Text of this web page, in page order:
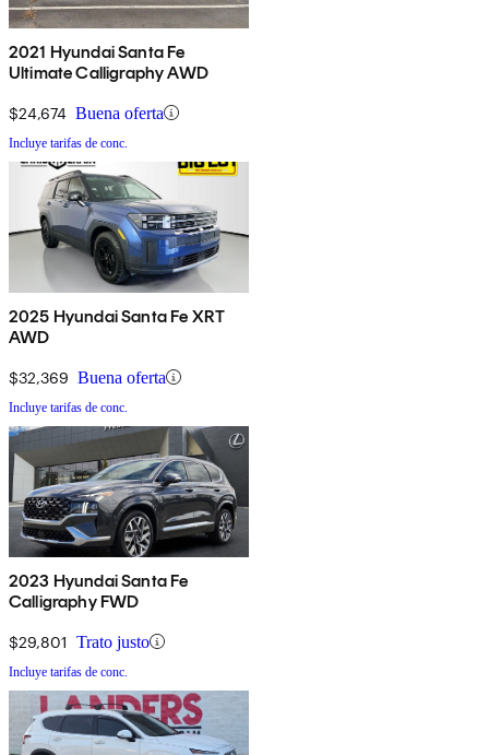
2021 Hyundai Santa Fe
Ultimate Calligraphy AWD
$24,674 Buena oferta
Incluye tarifas de conc.
2025 Hyundai Santa Fe XRT
AWD
$32,369 Buena oferta
Incluye tarifas de conc.
2023 Hyundai Santa Fe
Calligraphy FWD
$29,801 Trato justo
Incluye tarifas de conc.